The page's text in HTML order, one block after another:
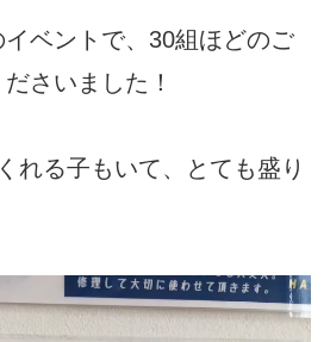
ベントで、30組ほどのご
さいました！
れる子もいて、とても盛り